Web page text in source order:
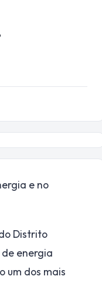
e no
Distrito
energia
um dos mais